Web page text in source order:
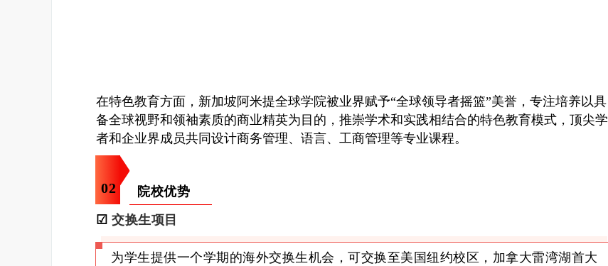
在特色教育方面，新加坡阿米提全球学院被业界赋予“全球领导者摇篮”美誉，专注培养以具
备全球视野和领袖素质的商业精英为目的，推崇学术和实践相结合的特色教育模式，顶尖学
者和企业界成员共同设计商务管理、语言、工商管理等专业课程。
02
院校优势
☑交换生项目
为学生提供一个学期的海外交换生机会，可交换至美国纽约校区，加拿大雷湾湖首大